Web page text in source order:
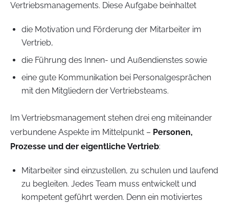
Vertriebsmanagements. Diese Aufgabe beinhaltet
die Motivation und Förderung der Mitarbeiter im
Vertrieb,
die Führung des Innen- und Außendienstes sowie
eine gute Kommunikation bei Personalgesprächen
mit den Mitgliedern der Vertriebsteams.
Im Vertriebsmanagement stehen drei eng miteinander
verbundene Aspekte im Mittelpunkt – Personen,
Prozesse und der eigentliche Vertrieb:
Mitarbeiter sind einzustellen, zu schulen und laufend
zu begleiten. Jedes Team muss entwickelt und
kompetent geführt werden. Denn ein motiviertes